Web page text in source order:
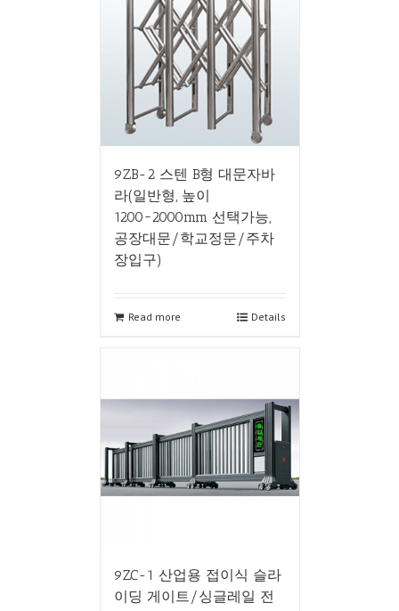
9ZB-2 스텐 B형 대문자바
라(일반형, 높이
1200~2000mm 선택가능,
공장대문/학교정문/주차
장입구)
Read more Details
9ZC-1 산업용 접이식 슬라
이딩 게이트/싱글레일 전